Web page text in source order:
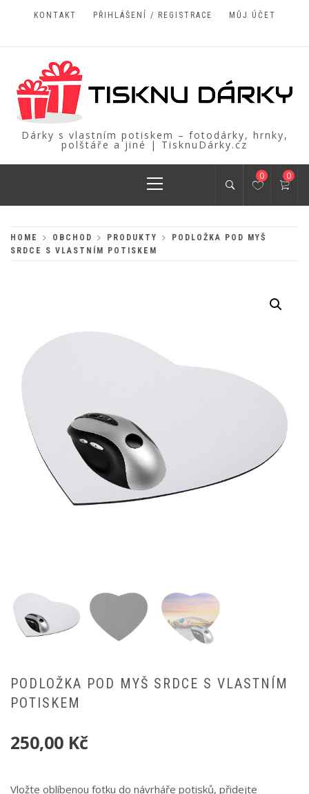
KONTAKT PŘIHLÁŠENÍ / REGISTRACE MŮJ ÚČET
Dárky s vlastním potiskem – fotodárky, hrnky,
polštáře a jiné | TisknuDárky.cz
Menu
0 0
HOME OBCHOD PRODUKTY
PODLOŽKA POD MYŠ
SRDCE S VLASTNÍM POTISKEM
PODLOŽKA POD MYŠ SRDCE S VLASTNÍM
POTISKEM
250,00 Kč
Vložte oblíbenou fotku do návrháře potisků, přidejte